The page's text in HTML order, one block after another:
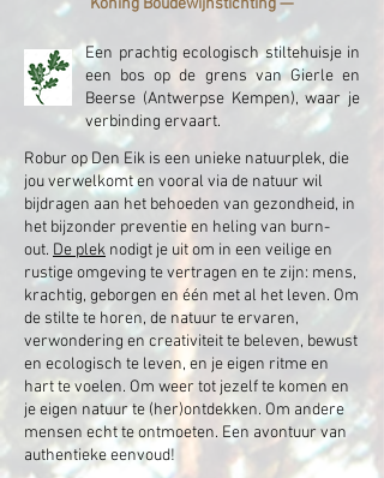
Koning Boudewijnstichting —
Een prachtig ecologisch stiltehuisje in
een bos op de grens van Gierle en
Beerse (Antwerpse Kempen), waar je
verbinding ervaart.
Robur op Den Eik is een unieke natuurplek, die
jou verwelkomt en vooral via de natuur wil
bijdragen aan het behoeden van gezondheid, in
het bijzonder preventie en heling van burn-
out. De plek nodigt je uit om in een veilige en
rustige omgeving te vertragen en te zijn: mens,
krachtig, geborgen en één met al het leven. Om
de stilte te horen, de natuur te ervaren,
verwondering en creativiteit te beleven, bewust
en ecologisch te leven, en je eigen ritme en
hart te voelen. Om weer tot jezelf te komen en
je eigen natuur te (her)ontdekken. Om andere
mensen echt te ontmoeten. Een avontuur van
authentieke eenvoud!